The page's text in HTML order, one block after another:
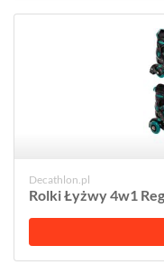
Decathlon.pl
Rolki Łyżwy 4w1